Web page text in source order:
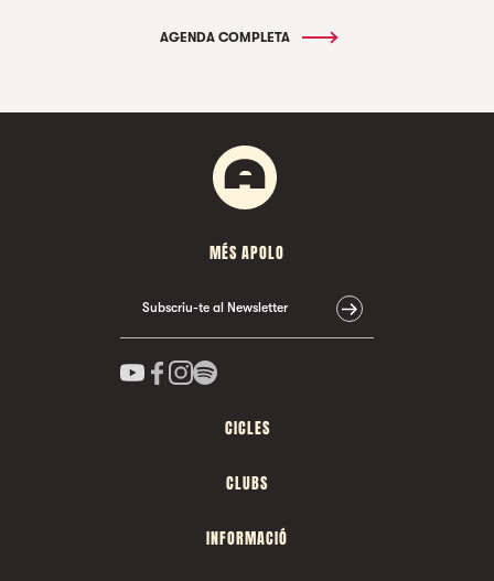
AGENDA COMPLETA
MÉS APOLO
Subscriu-te al Newsletter
CICLES
CLUBS
INFORMACIÓ